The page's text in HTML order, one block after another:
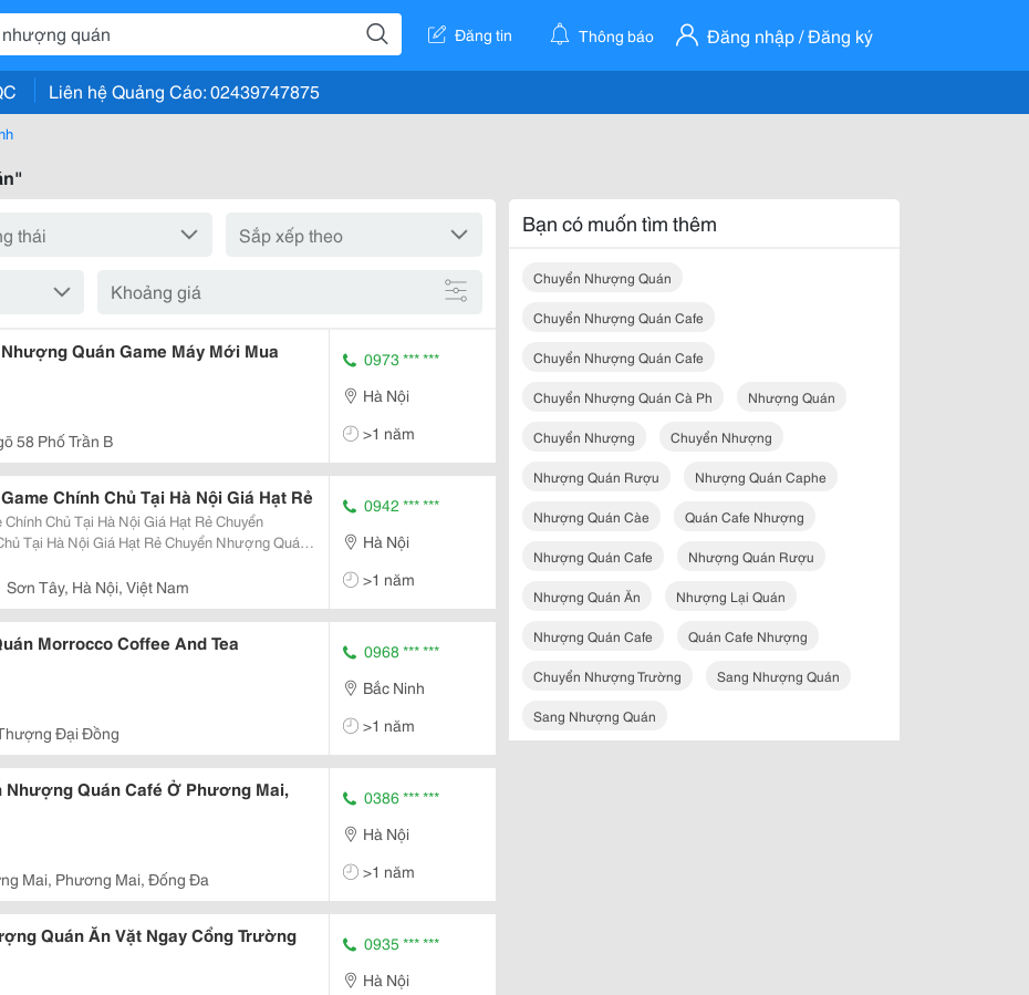
Đăng tin Thông báo Đăng nhập / Đăng ký
Liên hệ Quảng Cáo: 02439747875
Khoảng giá
Quán Game Máy Mới Mua
58 Phố Trần B
0973 *** ***
Hà Nội
>1 năm
Chính Chủ Tại Hà Nội Giá Hạt Rẻ
Chủ Tại Hà Nội Giá Hạt Rẻ Chuyển
Giá Hạt Rẻ Chuyển Nhượng Quán
Sơn Tây, Hà Nội, Việt Nam
0942 *** ***
Hà Nội
>1 năm
Morrocco Coffee And Tea
Đại Đồng
0968 *** ***
Bắc Ninh
>1 năm
Nhượng Quán Café Ở Phương Mai,
Mai, Phương Mai, Đống Đa
0386 *** ***
Hà Nội
>1 năm
Quán Ăn Vặt Ngay Cổng Trường
0935 *** ***
Hà Nội
Bạn có muốn tìm thêm
Chuyển Nhượng Quán
Chuyển Nhượng Quán Cafe
Chuyển Nhượng Quán Cafe
Chuyển Nhượng Quán Cà Ph Nhượng Quán
Chuyển Nhượng Chuyển Nhượng
Nhượng Quán Rượu Nhượng Quán Caphe
Nhượng Quán Càe Quán Cafe Nhượng
Nhượng Quán Cafe Nhượng Quán Rượu
Nhượng Quán Ăn Nhượng Lại Quán
Nhượng Quán Cafe Quán Cafe Nhượng
Chuyển Nhượng Trường Sang Nhượng Quán
Sang Nhượng Quán